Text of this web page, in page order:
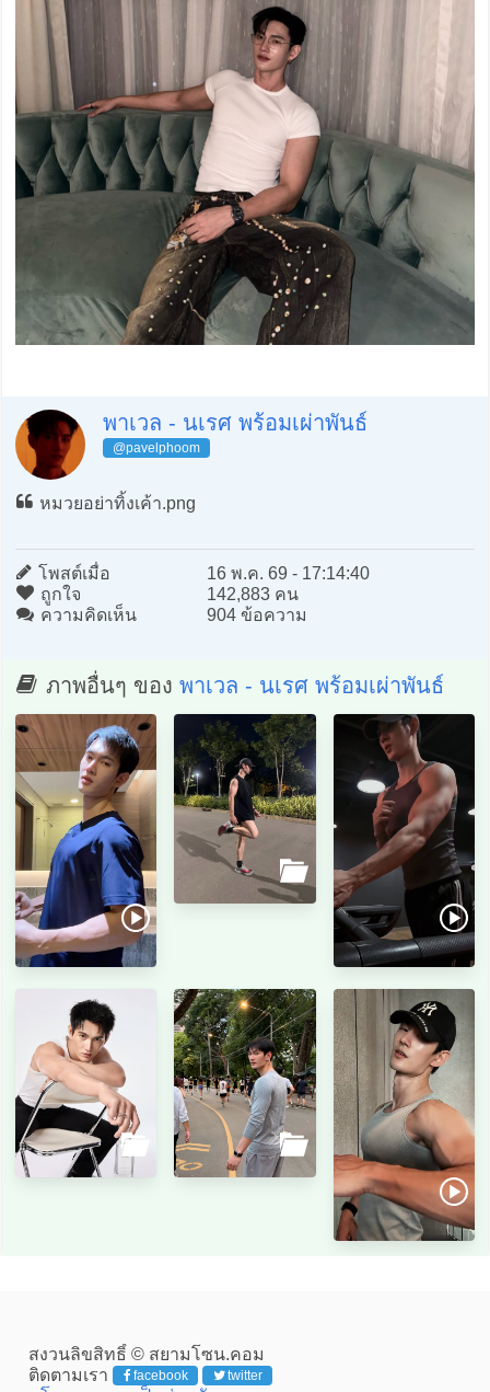
พาเวล - นเรศ พร้อมเผ่าพันธ์
@pavelphoom
หมวยอย่าทิ้งเค้า.png
โพสต์เมื่อ
16 พ.ค. 69 - 17:14:40
ถูกใจ
142,883 คน
ความคิดเห็น
904 ข้อความ
ภาพอื่นๆ ของ พาเวล - นเรศ พร้อมเผ่าพันธ์
สงวนลิขสิทธิ์ © สยามโซน.คอม
ติดตามเรา
facebook twitter